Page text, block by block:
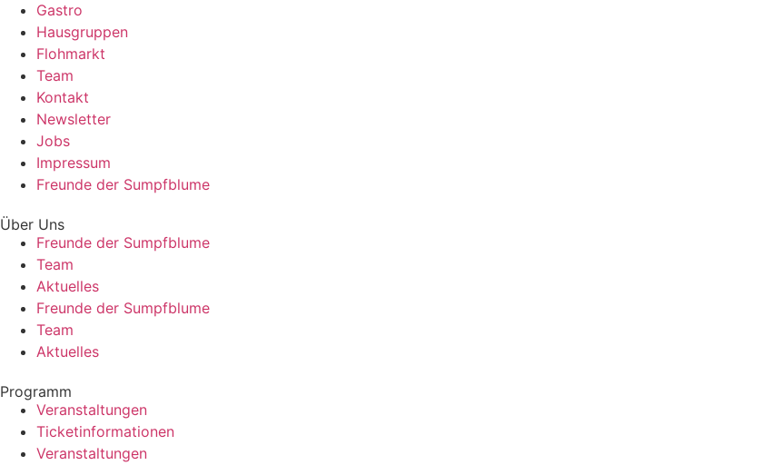
Gastro
Hausgruppen
Flohmarkt
Team
Kontakt
Newsletter
Jobs
Impressum
Freunde der Sumpfblume
Über Uns
Freunde der Sumpfblume
Team
Aktuelles
Freunde der Sumpfblume
Team
Aktuelles
Programm
Veranstaltungen
Ticketinformationen
Veranstaltungen